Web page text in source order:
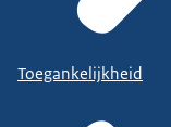
Toegankelijkheid